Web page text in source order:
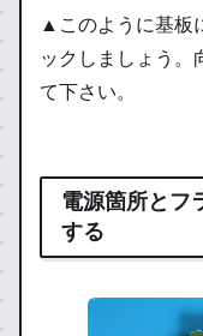
▲このように基板
ックしましょう。
て下さい。
電源箇所とフ
する